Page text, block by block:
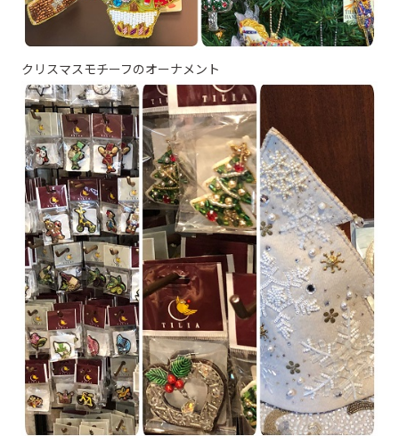
クリスマスモチーフのオーナメント